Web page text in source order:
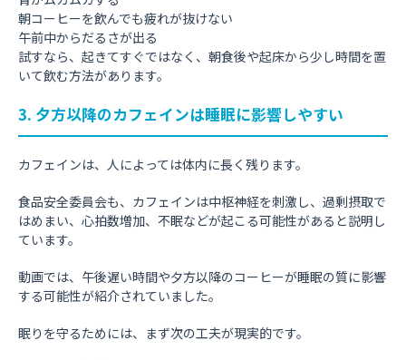
朝コーヒーを飲んでも疲れが抜けない
午前中からだるさが出る
試すなら、起きてすぐではなく、朝食後や起床から少し時間を置
いて飲む方法があります。
3. 夕方以降のカフェインは睡眠に影響しやすい
カフェインは、人によっては体内に長く残ります。
食品安全委員会も、カフェインは中枢神経を刺激し、過剰摂取で
はめまい、心拍数増加、不眠などが起こる可能性があると説明し
ています。
動画では、午後遅い時間や夕方以降のコーヒーが睡眠の質に影響
する可能性が紹介されていました。
眠りを守るためには、まず次の工夫が現実的です。